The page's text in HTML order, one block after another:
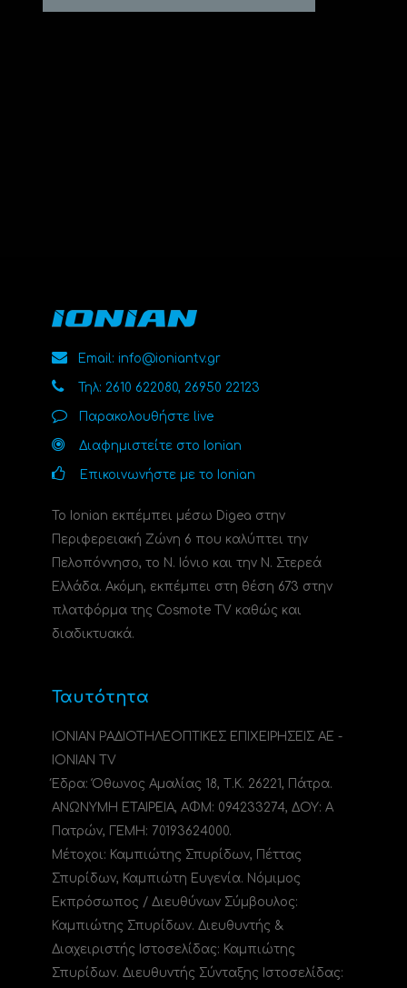
Email: info@ioniantv.gr
Τηλ: 2610 622080, 26950 22123
Παρακολουθήστε live
Διαφημιστείτε στο Ionian
Επικοινωνήστε με το Ionian
Το Ionian εκπέμπει μέσω Digea στην
Περιφερειακή Ζώνη 6 που καλύπτει την
Πελοπόννησο, το N. Ιόνιο και την Ν. Στερεά
Ελλάδα. Ακόμη, εκπέμπει στη θέση 673 στην
πλατφόρμα της Cosmote TV καθώς και
διαδικτυακά.
Ταυτότητα
ΙΟΝΙΑΝ ΡΑΔΙΟΤΗΛΕΟΠΤΙΚΕΣ ΕΠΙΧΕΙΡΗΣΕΙΣ ΑΕ -
IONIAN TV
Έδρα: Όθωνος Αμαλίας 18, Τ.Κ. 26221, Πάτρα.
ΑΝΩΝΥΜΗ ΕΤΑΙΡΕΙΑ, ΑΦΜ: 094233274, ΔΟΥ: A
Πατρών, ΓΕΜΗ: 70193624000.
Μέτοχοι: Καμπιώτης Σπυρίδων, Πέττας
Σπυρίδων, Καμπιώτη Ευγενία. Νόμιμος
Εκπρόσωπος / Διευθύνων Σύμβουλος:
Καμπιώτης Σπυρίδων. Διευθυντής &
Διαχειριστής Ιστοσελίδας: Καμπιώτης
Σπυρίδων. Διευθυντής Σύνταξης Ιστοσελίδας: